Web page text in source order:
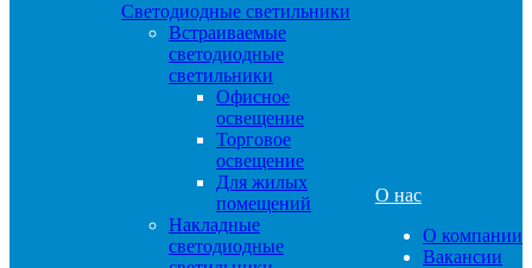
Светодиодные светильники
Встраиваемые
светодиодные
светильники
Офисное
освещение
Торговое
освещение
Для жилых
помещений
Накладные
светодиодные
О нас
О компании
Вакансии